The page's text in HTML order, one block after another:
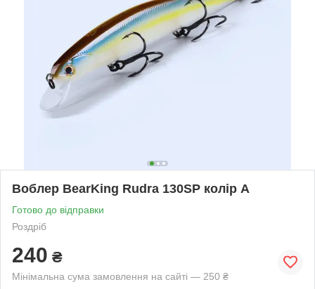
Воблер BearKing Rudra 130SP колір A
Готово до відправки
Роздріб
240 ₴
Мінімальна сума замовлення на сайті — 250 ₴